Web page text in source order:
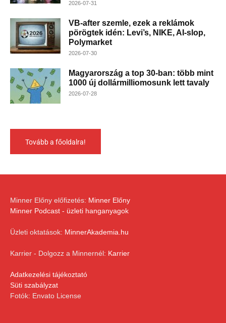
2026-07-31
VB-after szemle, ezek a reklámok
pörögtek idén: Levi’s, NIKE, AI-slop,
Polymarket
2026-07-30
Magyarország a top 30-ban: több mint
1000 új dollármilliomosunk lett tavaly
2026-07-28
Tovább a főoldalra!
Minner Előny előfizetés: Minner Előny
Minner Podcast - üzleti hanganyagok
Üzleti oktatások: MinnerAkademia.hu
Karrier - Dolgozz a Minnernél: Karrier
Adatkezelési tájékoztató
Süti szabályzat
Fotók: Envato License